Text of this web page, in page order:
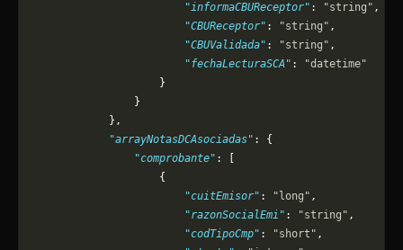
                        "informaCBUReceptor"
: "string" ,
                        "CBUReceptor"
: "string" ,
                        "CBUValidada"
: "string" ,
                        "fechaLecturaSCA"
:
"datetime"
                    }
                }
            },
            "arrayNotasDCAsociadas"
: {
                "comprobante"
: [
                    {
                        "cuitEmisor"
: "long" ,
                        "razonSocialEmi"
: "string" ,
                        "codTipoCmp"
: "short" ,